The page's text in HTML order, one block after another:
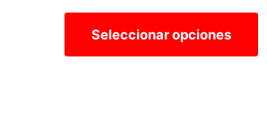
Seleccionar opciones